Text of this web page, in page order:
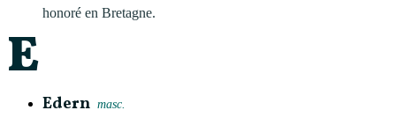
honoré en Bretagne.
E
Edern masc.